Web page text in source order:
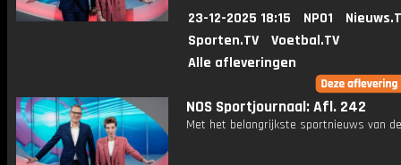
23-12-2025 18:15 NPO1
Sporten.TV
Voetbal.TV
Alle afleveringen
NOS Sportjournaal: Afl. 242
Met het belangrijkste sportnieuws van